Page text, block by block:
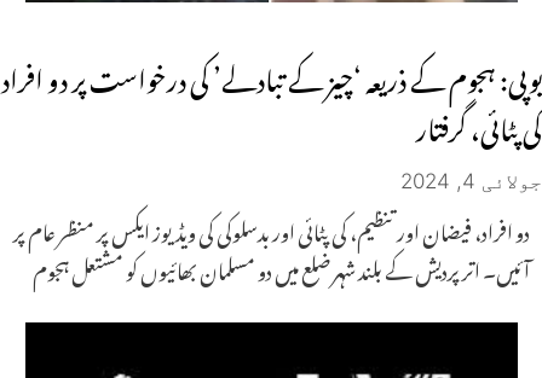
یوپی: ہجوم کے ذریعہ ‘چیز کے تبادلے’ کی درخواست پر دو افراد
کی پٹائی، گرفتار
جولائی 4, 2024
دو افراد، فیضان اور تنظیم، کی پٹائی اور بدسلوکی کی ویڈیوز ایکس پر منظر عام پر
آئیں۔ اتر پردیش کے بلند شہر ضلع میں دو مسلمان بھائیوں کو مشتعل ہجوم